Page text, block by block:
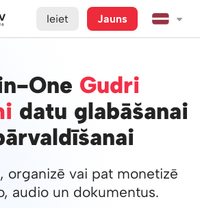
Ieiet Jauns
One Gudri
datu glabāšanai
organizē vai pat monetizē
audio un dokumentus.